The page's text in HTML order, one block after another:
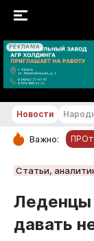
РЕКЛАМА
Новости
Статьи
Новости
Важно:
Статьи,
Леденцы
давать